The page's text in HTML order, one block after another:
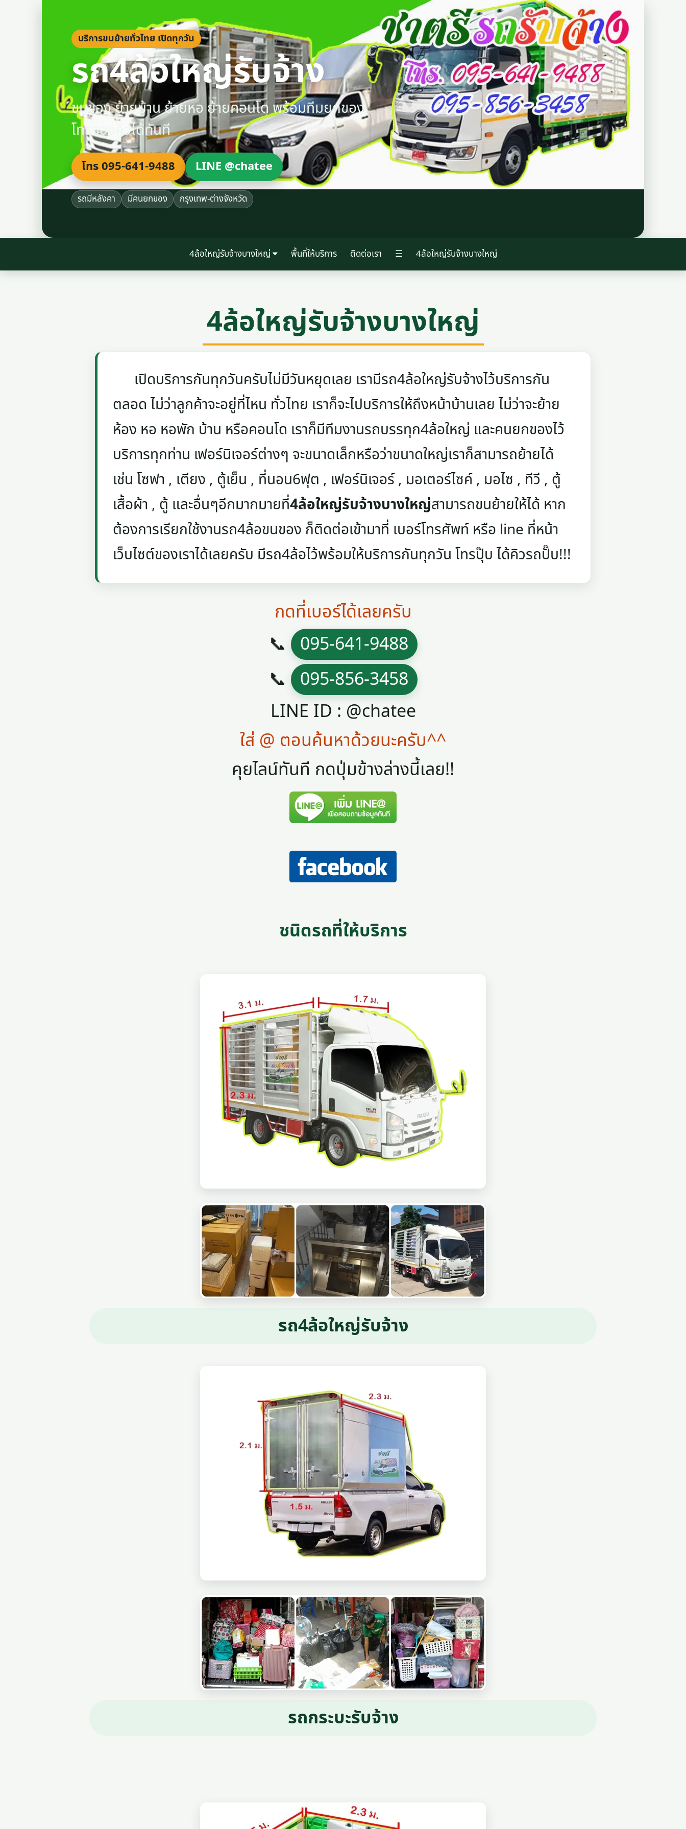
บริการขนย้ายทั่วไทย เปิดทุกวัน
รถ4ล้อใหญ่รับจ้าง
ขนของ ย้ายบ้าน ย้ายหอ ย้ายคอนโด พร้อมทีมยกของ
โทรจองคิวได้ทันที
โทร 095-641-9488 LINE @chatee
รถมีหลังคา มีคนยกของ กรุงเทพ-ต่างจังหวัด
4ล้อใหญ่รับจ้างบางใหญ่ พื้นที่ให้บริการ ติดต่อเรา ☰ 4ล้อใหญ่รับจ้างบางใหญ่
4ล้อใหญ่รับจ้างบางใหญ่
เปิดบริการกันทุกวันครับไม่มีวันหยุดเลย เรามีรถ4ล้อใหญ่รับจ้างไว้บริการกัน
ตลอด ไม่ว่าลูกค้าจะอยู่ที่ไหน ทั่วไทย เราก็จะไปบริการให้ถึงหน้าบ้านเลย ไม่ว่าจะย้าย
ห้อง หอ หอพัก บ้าน หรือคอนโด เราก็มีทีมงานรถบรรทุก4ล้อใหญ่ และคนยกของไว้
บริการทุกท่าน เฟอร์นิเจอร์ต่างๆ จะขนาดเล็กหรือว่าขนาดใหญ่เราก็สามารถย้ายได้
เช่น โซฟา , เตียง , ตู้เย็น , ที่นอน6ฟุต , เฟอร์นิเจอร์ , มอเตอร์ไซค์ , มอไซ , ทีวี , ตู้
เสื้อผ้า , ตู้ และอื่นๆอีกมากมายที่4ล้อใหญ่รับจ้างบางใหญ่สามารถขนย้ายให้ได้ หาก
ต้องการเรียกใช้งานรถ4ล้อขนของ ก็ติดต่อเข้ามาที่ เบอร์โทรศัพท์ หรือ line ที่หน้า
เว็บไซต์ของเราได้เลยครับ มีรถ4ล้อไว้พร้อมให้บริการกันทุกวัน โทรปุ๊บ ได้คิวรถปั๊บ!!!
กดที่เบอร์ได้เลยครับ
📞
095-641-9488
📞
095-856-3458
LINE ID : @chatee
ใส่ @ ตอนค้นหาด้วยนะครับ^^
คุยไลน์ทันที กดปุ่มข้างล่างนี้เลย!!
ชนิดรถที่ให้บริการ
รถ4ล้อใหญ่รับจ้าง
รถกระบะรับจ้าง